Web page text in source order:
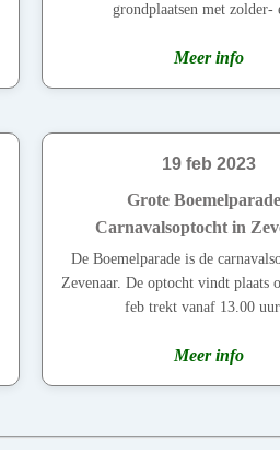
grondplaatsen met zolder-
Meer info
19 feb 2023
Grote
Carnavalsoptocht in
De Boemelparade is de
Zevenaar. De optocht vindt plaats
feb trekt vanaf 13.00
Meer info